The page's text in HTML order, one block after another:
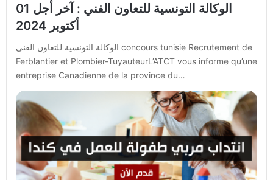
الوكالة التونسية للتعاون الفني : آخر أجل 01
أكتوبر 2024
الوكالة التونسية للتعاون الفني concours tunisie Recrutement de
Ferblantier et Plombier-TuyauteurL’ATCT vous informe qu’une
entreprise Canadienne de la province du…